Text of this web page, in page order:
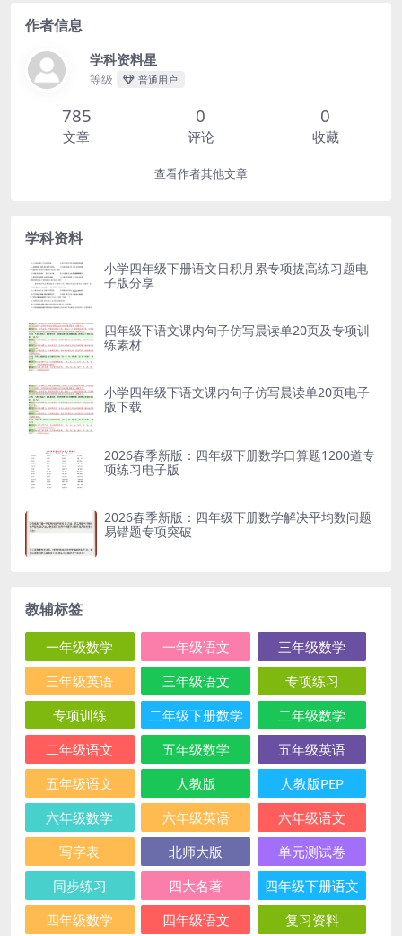
作者信息
学科资料星
等级 普通用户
785
文章
0
评论
0
收藏
查看作者其他文章
学科资料
小学四年级下册语文日积月累专项拔高练习题电
子版分享
四年级下语文课内句子仿写晨读单20页及专项训
练素材
小学四年级下语文课内句子仿写晨读单20页电子
版下载
2026春季新版：四年级下册数学口算题1200道专
项练习电子版
2026春季新版：四年级下册数学解决平均数问题
易错题专项突破
教辅标签
一年级数学 一年级语文
三年级数学
三年级英语
三年级语文
专项练习
专项训练
二年级下册数学
二年级数学
二年级语文
五年级数学
五年级英语
五年级语文
人教版
人教版PEP
六年级数学
六年级英语
六年级语文
写字表
北师大版
单元测试卷
同步练习
四大名著
四年级下册语文
四年级数学
四年级语文 复习资料